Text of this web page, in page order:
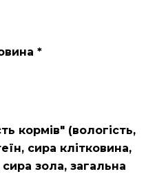
*
кормів" (вологість,
сира клітковина,
зола, загальна